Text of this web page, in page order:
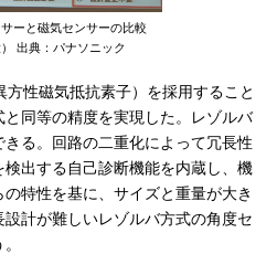
ーと磁気センサーの比較
出典：パナソニック
性磁気抵抗素子）を採用すること
同等の精度を実現した。レゾルバ
る。回路の二重化によって冗長性
出する自己診断機能を内蔵し、機
特性を基に、サイズと重量が大き
計が難しいレゾルバ方式の角度セ